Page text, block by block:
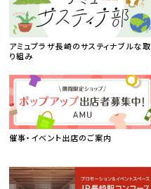
アミュプラザ長崎のサスティナブルな取
り組み
催事・イベント出店のご案内